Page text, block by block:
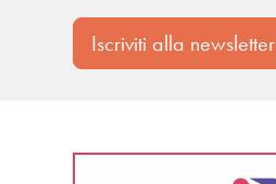
Iscriviti alla newsletter